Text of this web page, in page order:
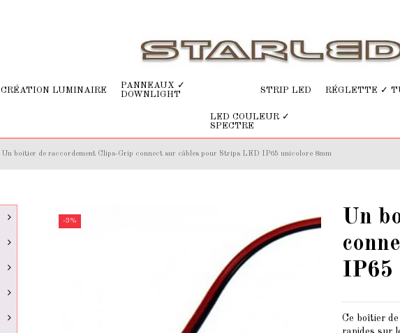
CRÉATION LUMINAIRE
PANNEAUX ✓
DOWNLIGHT
STRIP LED RÉGLETTE ✓
LED COULEUR ✓
SPECTRE
Un boitier de raccordement Clips-Grip connect sur câbles pour Strips LED IP65 unicolore 8mm
-3%
Un
IP65
Ce boîtier de